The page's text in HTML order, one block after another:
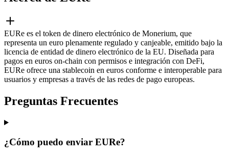
EURe es el token de dinero electrónico de Monerium, que
representa un euro plenamente regulado y canjeable, emitido bajo la
licencia de entidad de dinero electrónico de la EU. Diseñada para
pagos en euros on-chain con permisos e integración con DeFi,
EURe ofrece una stablecoin en euros conforme e interoperable para
usuarios y empresas a través de las redes de pago europeas.
Preguntas Frecuentes
¿Cómo puedo enviar EURe?